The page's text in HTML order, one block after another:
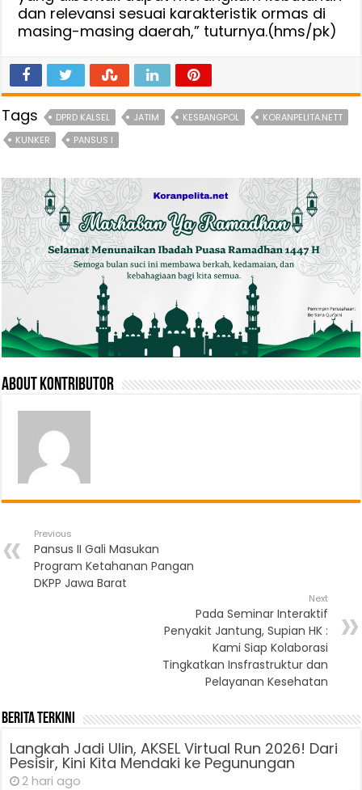
dan relevansi sesuai karakteristik ormas di
masing-masing daerah,” tuturnya.(hms/pk)
Tags DPRD KALSEL JATIM KESBANGPOL
KORANPELITA.NETT
KUNKER
PANSUS I
About Kontributor
Previous
Pansus II Gali Masukan
Program Ketahanan Pangan
DKPP Jawa Barat
Next
Pada Seminar Interaktif
Penyakit Jantung, Supian HK :
Kami Siap Kolaborasi
Tingkatkan Insfrastruktur dan
Pelayanan Kesehatan
Berita Terkini
Langkah Jadi Ulin, AKSEL Virtual Run 2026! Dari
Pesisir, Kini Kita Mendaki ke Pegunungan
2 hari ago